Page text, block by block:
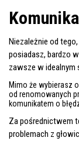
Niezależnie od
posiadasz, bardzo
zawsze w idealnym
Mimo że wybierasz
od renomowanych
komunikatem o
Za pośrednictwem
problemach z